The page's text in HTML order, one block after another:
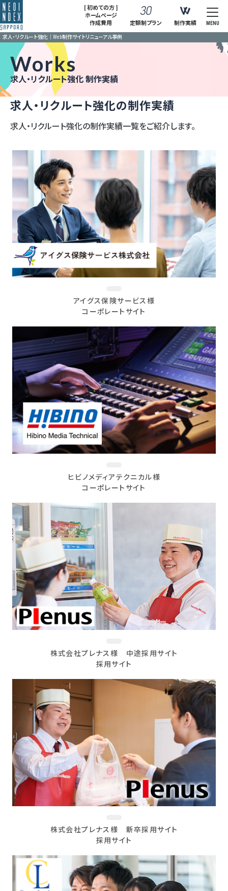
[ 初めての方 ]
ホームページ
作成費用
定額制プラン 制作実績 MENU
求人・リクルート強化｜Web制作サイトリニューアル事例
Works
求人・リクルート強化 制作実績
求人・リクルート強化の制作実績
求人・リクルート強化の制作実績一覧をご紹介します。
アイグス保険サービス様
コーポレートサイト
ヒビノメディアテクニカル様
コーポレートサイト
株式会社プレナス様 中途採用サイト
採用サイト
株式会社プレナス様 新卒採用サイト
採用サイト